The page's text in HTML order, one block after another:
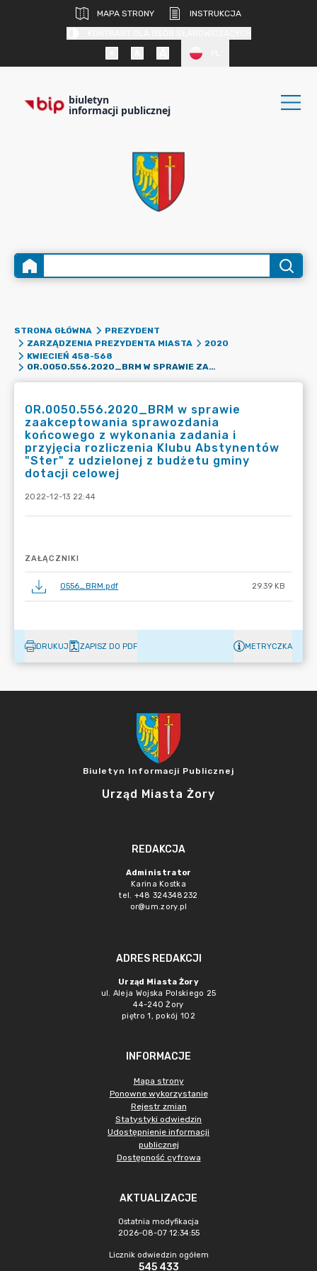
MAPA STRONY
INSTRUKCJA
biuletyn
informacji publicznej
STRONA GŁÓWNA
PREZYDENT
ZARZĄDZENIA PREZYDENTA MIASTA
2020
KWIECIEŃ 458-568
OR.0050.556.2020_BRM W SPRAWIE ZAAKCEPTOWANIA SPRAWOZDANIA KOŃCOWEGO Z WYKONANIA ZADANIA I PRZYJĘCIA ROZLICZENIA KLUBU ABSTYNENTÓW "STER" Z UDZIELONEJ Z BUDŻETU GMINY DOTACJI CELOWEJ
OR.0050.556.2020_BRM w sprawie
zaakceptowania sprawozdania
końcowego z wykonania zadania i
przyjęcia rozliczenia Klubu Abstynentów
"Ster" z udzielonej z budżetu gminy
dotacji celowej
2022-12-13 22:44
ZAŁĄCZNIKI
0556_BRM.pdf 29.39 KB
DRUKUJ ZAPISZ DO PDF METRYCZKA
Biuletyn Informacji Publicznej
Urząd Miasta Żory
REDAKCJA
Administrator
Karina Kostka
tel. +48 324348232
or@um.zory.pl
ADRES REDAKCJI
Urząd Miasta Żory
ul. Aleja Wojska Polskiego 25
44-240 Żory
piętro 1, pokój 102
INFORMACJE
Mapa strony
Ponowne wykorzystanie
Rejestr zmian
Statystyki odwiedzin
Udostępnienie informacji
publicznej
Dostępność cyfrowa
AKTUALIZACJE
Ostatnia modyfikacja
2026-08-07 12:34:55
Licznik odwiedzin ogółem
545 433